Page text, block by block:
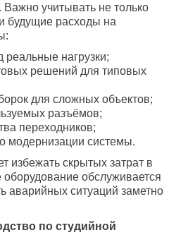
Важно учитывать не только
будущие расходы на
реальные нагрузки;
решений для типовых
для сложных объектов;
разъёмов;
переходников;
модернизации системы.
избежать скрытых затрат в
обслуживается
аварийных ситуаций заметно
по студийной